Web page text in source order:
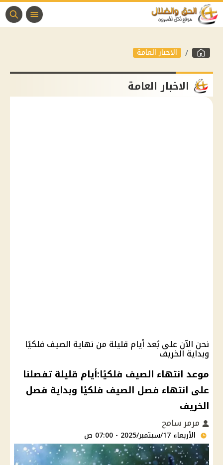
الاخبار العامة
الاخبار العامة
نحن الآن على بُعد أيام قليلة من نهاية الصيف فلكيًا
وبداية الخريف
موعد انتهاء الصيف فلكيًا:أيام قليلة تفصلنا
على انتهاء فصل الصيف فلكيًا وبداية فصل
الخريف
مرمر سامح
الأربعاء 17/سبتمبر/2025 - 07:00 ص